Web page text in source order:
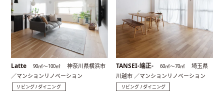
Latte 90㎡〜100㎡
神奈川県横浜市
／マンションリノベーション
リビング / ダイニング
TANSEI-端正- 60㎡〜70㎡
埼玉県
川越市 ／マンションリノベーション
リビング / ダイニング